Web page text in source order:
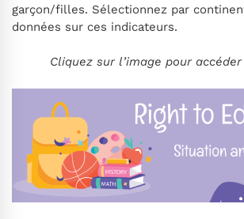
garçon/filles. Sélectionnez par
données sur ces indicateurs.
Cliquez sur l’image pour